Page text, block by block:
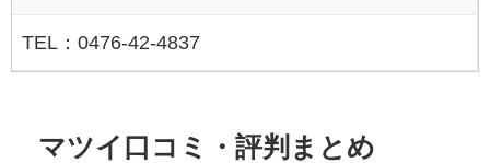
TEL：0476-42-4837
マツイ口コミ・評判まとめ